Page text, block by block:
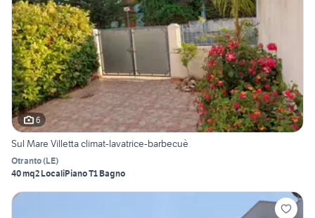
6
Sul Mare Villetta climat-lavatrice-barbecuè
Otranto(LE)
40 mq2 LocaliPiano T1 Bagno